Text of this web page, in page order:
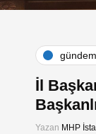
gündem
İl
Yazan MHP